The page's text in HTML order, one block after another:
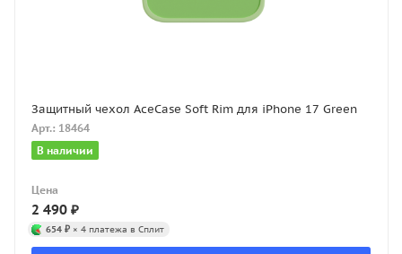
Защитный чехол AceCase Soft Rim для iPhone 17 Green
Арт.: 18464
В наличии
Цена
2 490 ₽
654 ₽ × 4 платежа в Сплит